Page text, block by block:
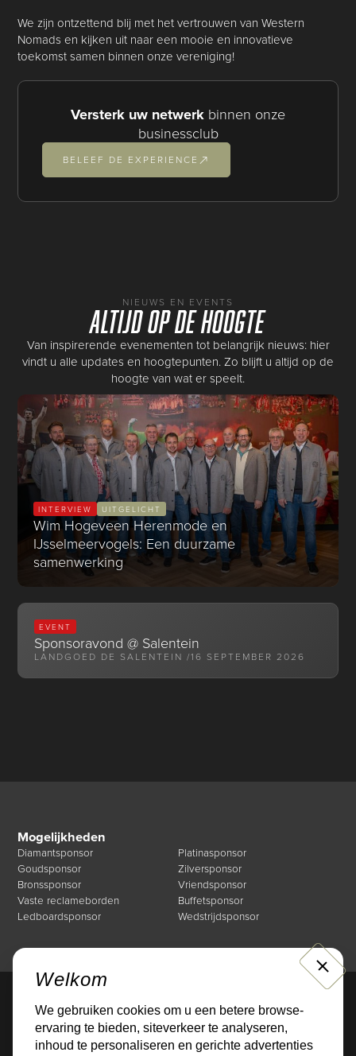
We zijn ontzettend blij met het vertrouwen van Western
Nomads en kijken uit naar een mooie en innovatieve
toekomst samen binnen onze vereniging!
Versterk uw netwerk binnen onze
businessclub
BELEEF DE EXPERIENCE
NIEUWS EN EVENTS
Altijd op de hoogte
Van inspirerende evenementen tot belangrijk nieuws: hier
vindt u alle updates en hoogtepunten. Zo blijft u altijd op de
hoogte van wat er speelt.
INTERVIEW UITGELICHT
Wim Hogeveen Herenmode en
IJsselmeervogels: Een duurzame
samenwerking
EVENT
Sponsoravond @ Salentein
LANDGOED DE SALENTEIN /16 SEPTEMBER 2026
Mogelijkheden
Diamantsponsor
Platinasponsor
Goudsponsor
Zilversponsor
Bronssponsor
Vriendsponsor
Vaste reclameborden
Buffetsponsor
Ledboardsponsor
Wedstrijdsponsor
Direct naar
Mogelijkheden
Over de Businessclub
Welkom
We gebruiken cookies om u een betere browse-
ervaring te bieden, siteverkeer te analyseren,
inhoud te personaliseren en gerichte advertenties
CLOSE